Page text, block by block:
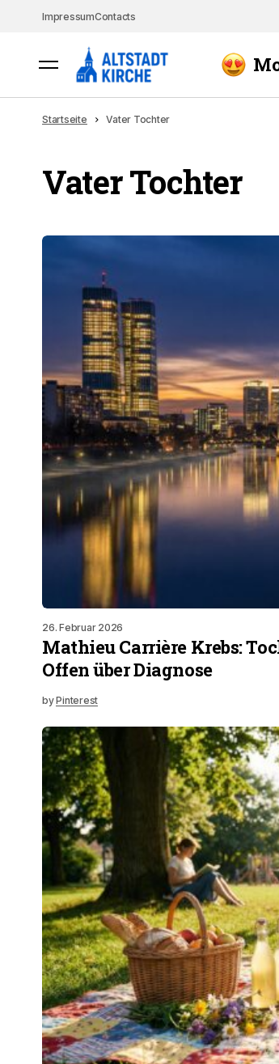
ImpressumContacts
Startseite Vater Tochter
Vater Tochter
26. Februar 2026
Mathieu Carrière Krebs:
Offen über Diagnose
byPinterest